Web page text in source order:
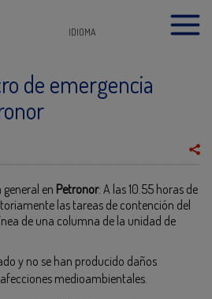
IDIOMA
de emergencia
en Petronor: A las 10.55 horas de
las tareas de contención del
de una columna de la unidad de
y no se han producido daños
medioambientales.